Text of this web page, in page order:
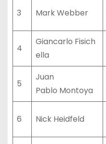
3 Mark Webber
4
Giancarlo Fisich
ella
5
Juan
Pablo Montoya
6 Nick Heidfeld